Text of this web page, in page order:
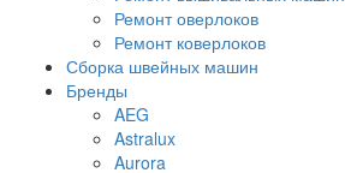
Ремонт оверлоков
Ремонт коверлоков
Сборка швейных машин
Бренды
AEG
Astralux
Aurora